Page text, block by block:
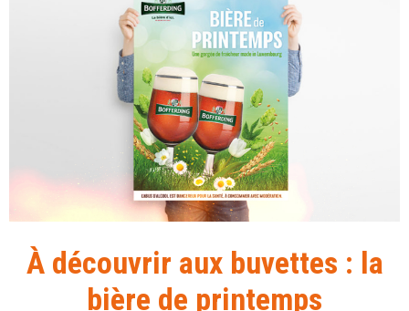
À découvrir aux buvettes : la
bière de printemps